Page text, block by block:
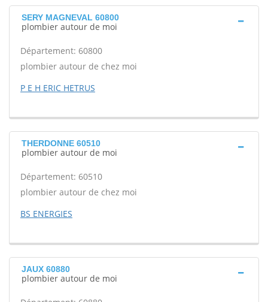
SERY MAGNEVAL 60800
plombier autour de moi
Département: 60800
plombier autour de chez moi
P E H ERIC HETRUS
THERDONNE 60510
plombier autour de moi
Département: 60510
plombier autour de chez moi
BS ENERGIES
JAUX 60880
plombier autour de moi